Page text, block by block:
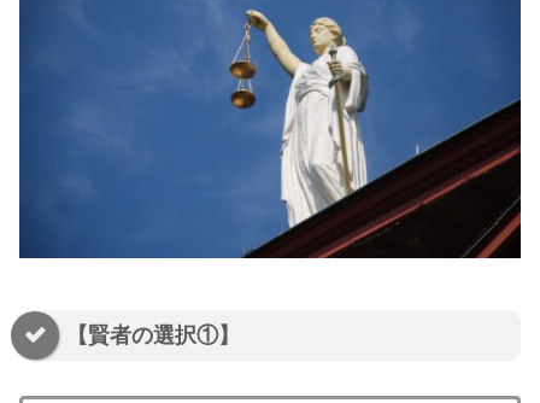
【賢者の選択①】